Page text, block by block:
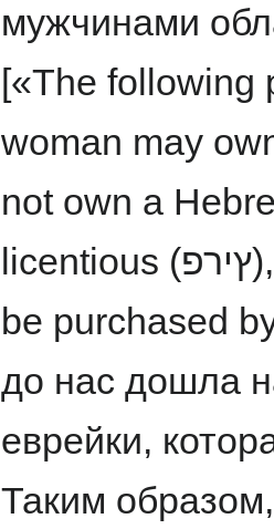
мужчинами
[«The following
woman may
not own a
licentious (ץירפ), however, and so he is permitted to
be purchased
до нас дошла
еврейки,
Таким